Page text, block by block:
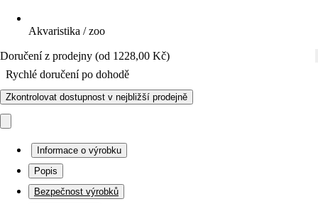
Akvaristika / zoo
Doručení z prodejny (od 1228,00 Kč)
Rychlé doručení po dohodě
Zkontrolovat dostupnost v nejbližší prodejně
Informace o výrobku
Popis
Bezpečnost výrobků